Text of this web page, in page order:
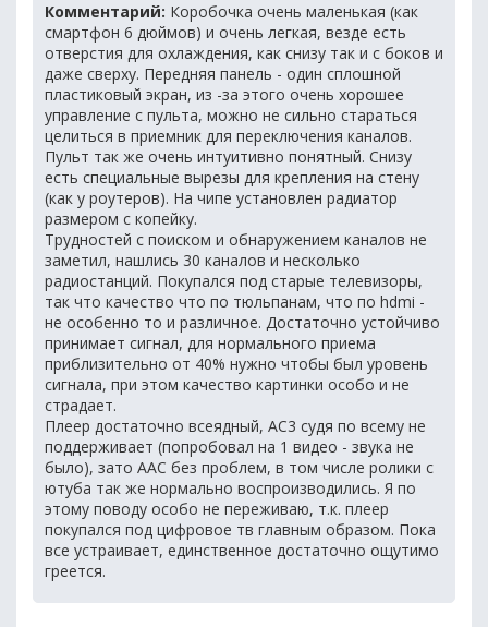
Комментарий: Коробочка очень маленькая (как
смартфон 6 дюймов) и очень легкая, везде есть
отверстия для охлаждения, как снизу так и с боков и
даже сверху. Передняя панель - один сплошной
пластиковый экран, из -за этого очень хорошее
управление с пульта, можно не сильно стараться
целиться в приемник для переключения каналов.
Пульт так же очень интуитивно понятный. Снизу
есть специальные вырезы для крепления на стену
(как у роутеров). На чипе установлен радиатор
размером с копейку.
Трудностей с поиском и обнаружением каналов не
заметил, нашлись 30 каналов и несколько
радиостанций. Покупался под старые телевизоры,
так что качество что по тюльпанам, что по hdmi -
не особенно то и различное. Достаточно устойчиво
принимает сигнал, для нормального приема
приблизительно от 40% нужно чтобы был уровень
сигнала, при этом качество картинки особо и не
страдает.
Плеер достаточно всеядный, АС3 судя по всему не
поддерживает (попробовал на 1 видео - звука не
было), зато ААС без проблем, в том числе ролики с
ютуба так же нормально воспроизводились. Я по
этому поводу особо не переживаю, т.к. плеер
покупался под цифровое тв главным образом. Пока
все устраивает, единственное достаточно ощутимо
греется.